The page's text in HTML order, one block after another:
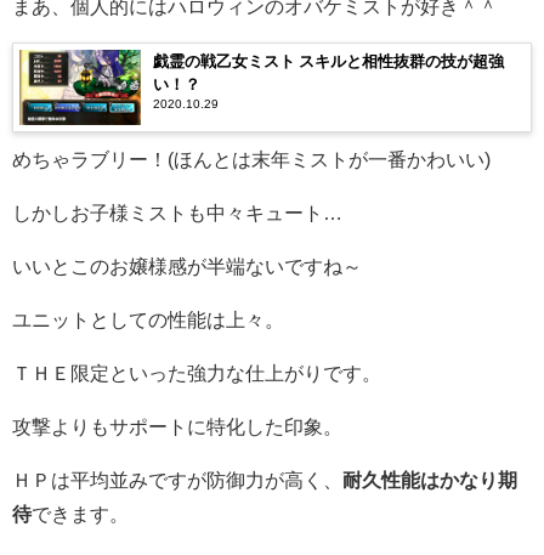
まあ、個人的にはハロウィンのオバケミストが好き＾＾
戯霊の戦乙女ミスト スキルと相性抜群の技が超強
い！？
2020.10.29
めちゃラブリー！(ほんとは末年ミストが一番かわいい)
しかしお子様ミストも中々キュート…
いいとこのお嬢様感が半端ないですね～
ユニットとしての性能は上々。
ＴＨＥ限定といった強力な仕上がりです。
攻撃よりもサポートに特化した印象。
ＨＰは平均並みですが防御力が高く、 耐久性能はかなり期
待できます。